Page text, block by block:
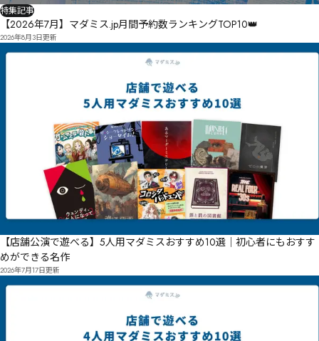
特集記事
【2026年7月】マダミス.jp月間予約数ランキングTOP10👑
2026年8月3日更新
【店舗公演で遊べる】5人用マダミスおすすめ10選｜初心者にもおすす
めができる名作
2026年7月17日更新